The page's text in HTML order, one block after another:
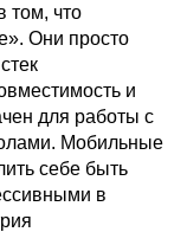
том, что
Они просто
и
для работы с
Мобильные
себе быть
в